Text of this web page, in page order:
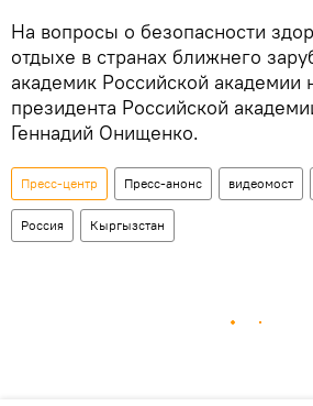
На вопросы о безопасности
отдыхе в странах ближнего
академик Российской академии
президента Российской
Геннадий Онищенко.
Пресс-центр Пресс-анонс видеомост
Россия Кыргызстан